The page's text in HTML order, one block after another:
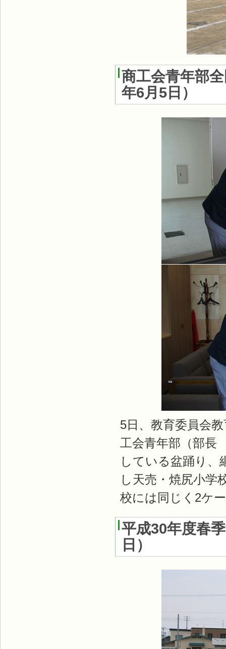
商工会青年部
年6月5日 ）
5日、教育委員会
工会青年部（部長
している盆踊り、
し天売・焼尻小学
校には同じく2ケ
平成30年度春
日 ）